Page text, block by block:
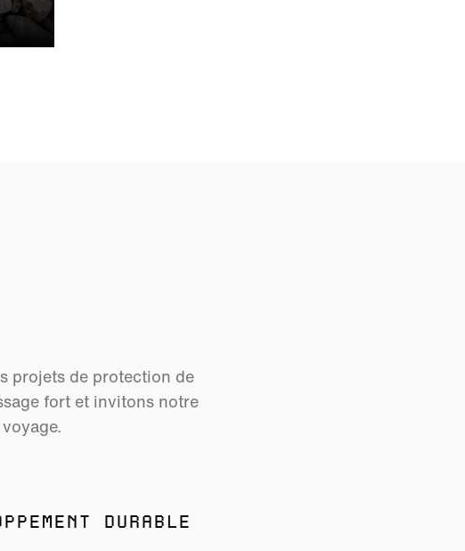
projets de protection de
fort et invitons notre
DURABLE